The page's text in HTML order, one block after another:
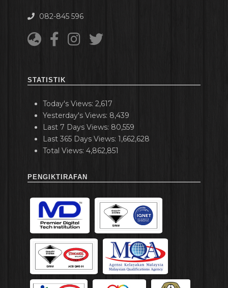
082-845 596
STATISTIK
Today's Views: 2,617
Yesterday's Views: 8,439
Last 7 Days Views: 80,559
Last 365 Days Views: 1,662,628
Total Views: 4,862,851
PENGIKTIRAFAN